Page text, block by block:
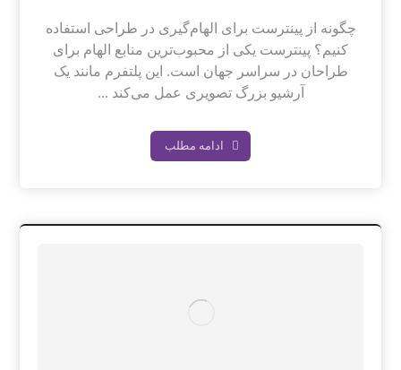
چگونه از پینترست برای الهام‌گیری در طراحی استفاده
کنیم؟ پینترست یکی از محبوب‌ترین منابع الهام برای
طراحان در سراسر جهان است. این پلتفرم مانند یک
آرشیو بزرگ تصویری عمل می‌کند ...
ادامه مطلب